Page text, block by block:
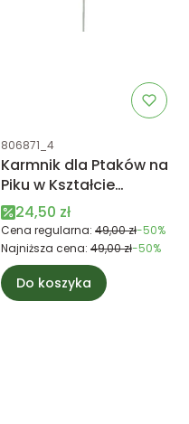
Kod produktu
806871_4
Karmnik dla Ptaków na
Piku w Kształcie
Kwiatka -
brzoskwiniowy
Cena promocyjna
24,50 zł
Cena regularna: 49,00 zł-50%
Najniższa cena: 49,00 zł-50%
Do koszyka